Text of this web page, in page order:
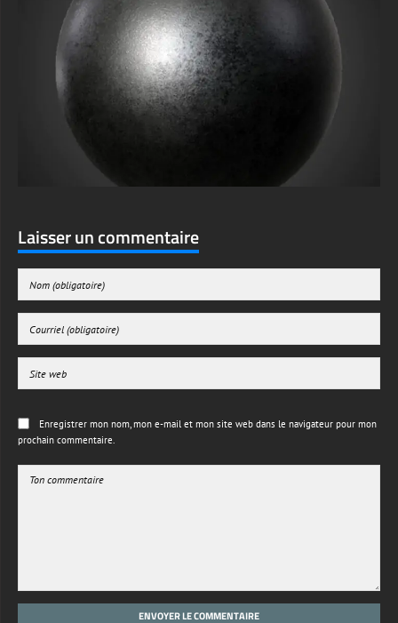
Laisser un commentaire
Enregistrer mon nom, mon e-mail et mon site web dans le navigateur pour mon
prochain commentaire.
ENVOYER LE COMMENTAIRE